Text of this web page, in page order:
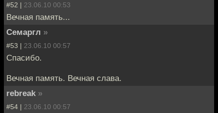
#52 | 23.06.10 00:53
Вечная память...
Семаргл »
#53 | 23.06.10 00:57
Спасибо.
Вечная память. Вечная слава.
rebreak »
#54 | 23.06.10 00:57